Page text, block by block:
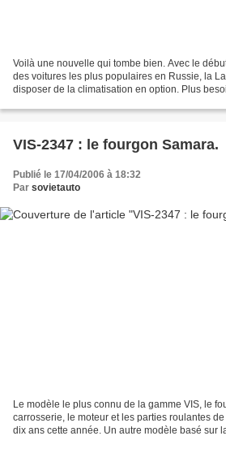
Voilà une nouvelle qui tombe bien. Avec le
des voitures les plus populaires en Russie, la
disposer de la climatisation en option. Plus
VIS-2347 : le fourgon Samara.
Publié le 17/04/2006 à 18:32
Par sovietauto
Le modèle le plus connu de la gamme VIS, le
carrosserie, le moteur et les parties roulantes
dix ans cette année. Un autre modèle basé sur